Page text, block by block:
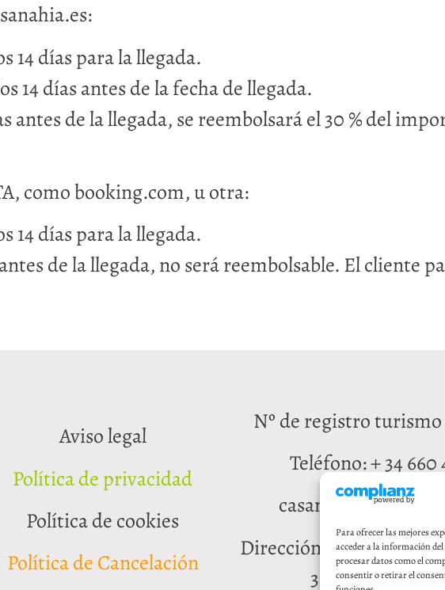
Para ofrecer las mejores
acceder a la información
procesar datos como el
consentir o retirar el
14 días para la llegada.
14 días antes de la fecha de llegada.
antes de la llegada, se reembolsará el 30 % del
como booking.com, u otra:
14 días para la llegada.
de la llegada, no será reembolsable. El cliente
Aviso legal
Política de privacidad
Política de cookies
Política de Cancelación
Nº de registro
Teléfono: + 34 660
Dirección: Carretera de
31292 Lorca,